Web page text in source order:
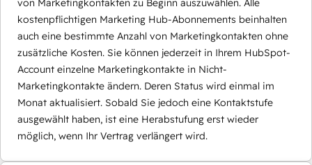
von Marketingkontakten zu Beginn auszuwählen. Alle
kostenpflichtigen Marketing Hub-Abonnements beinhalten
auch eine bestimmte Anzahl von Marketingkontakten ohne
zusätzliche Kosten. Sie können jederzeit in Ihrem HubSpot-
Account einzelne Marketingkontakte in Nicht-
Marketingkontakte ändern. Deren Status wird einmal im
Monat aktualisiert. Sobald Sie jedoch eine Kontaktstufe
ausgewählt haben, ist eine Herabstufung erst wieder
möglich, wenn Ihr Vertrag verlängert wird.